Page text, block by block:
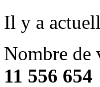
Il y a
Nombre de
11 556 654